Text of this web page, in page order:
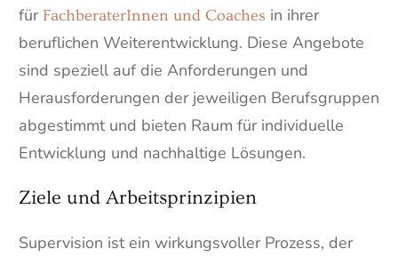
fürFachberaterInnen und Coaches in ihrer
beruflichen Weiterentwicklung. Diese Angebote
sind speziell auf die Anforderungen und
Herausforderungen der jeweiligen Berufsgruppen
abgestimmt und bieten Raum für individuelle
Entwicklung und nachhaltige Lösungen.
Ziele und Arbeitsprinzipien
Supervision ist ein wirkungsvoller Prozess, der